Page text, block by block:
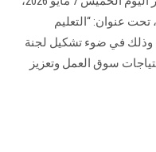
الزائـرون
عنوان: “التعليم
وذلك في ضوء تشكيل لجنة
سوق العمل وتعزيز